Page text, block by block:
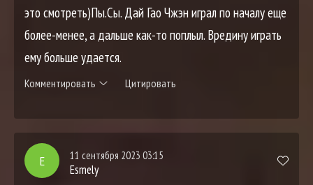
это смотреть)Пы.Сы. Дай Гао Чжэн играл по началу еще
более-менее, а дальше как-то поплыл. Вредину играть
ему больше удается.
Комментировать Цитировать
E 11 сентября 2023 03:15
Esmely